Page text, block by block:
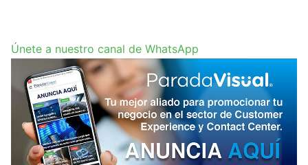
Únete a nuestro canal de WhatsApp